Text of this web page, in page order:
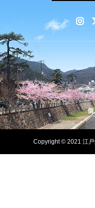
個
Copyright © 2021 江